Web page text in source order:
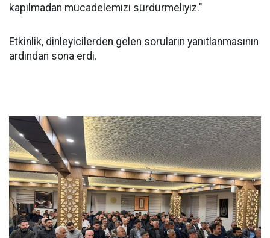
kapılmadan mücadelemizi sürdürmeliyiz."
Etkinlik, dinleyicilerden gelen soruların yanıtlanmasının
ardından sona erdi.